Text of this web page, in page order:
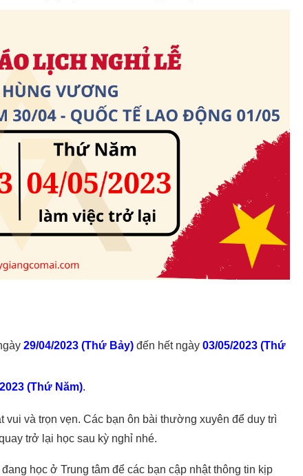
29/04/2023 (Thứ Bảy) đến hết ngày 03/05/2023 (Thứ
(Thứ Năm).
và trọn vẹn. Các bạn ôn bài thường xuyên để duy trì
trở lại học sau kỳ nghỉ nhé.
học ở Trung tâm để các bạn cập nhật thông tin kịp